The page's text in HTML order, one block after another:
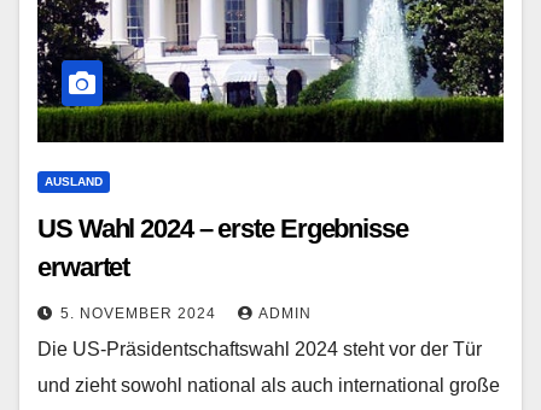
AUSLAND
US Wahl 2024 – erste Ergebnisse
erwartet
5. NOVEMBER 2024 ADMIN
Die US-Präsidentschaftswahl 2024 steht vor der Tür
und zieht sowohl national als auch international große